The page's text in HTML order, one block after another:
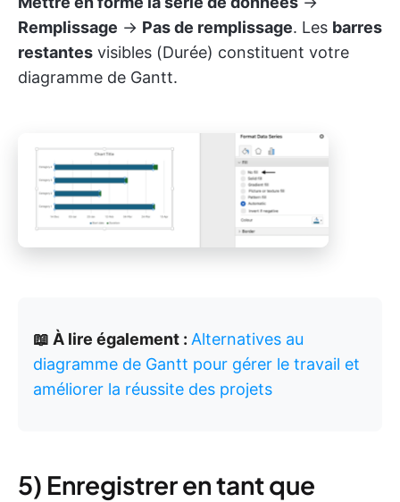
Remplissage → Pas de remplissage. Les barres
restantes visibles (Durée) constituent votre
diagramme de Gantt.
📖 À lire également : Alternatives au
diagramme de Gantt pour gérer le travail et
améliorer la réussite des projets
5) Enregistrer en tant que